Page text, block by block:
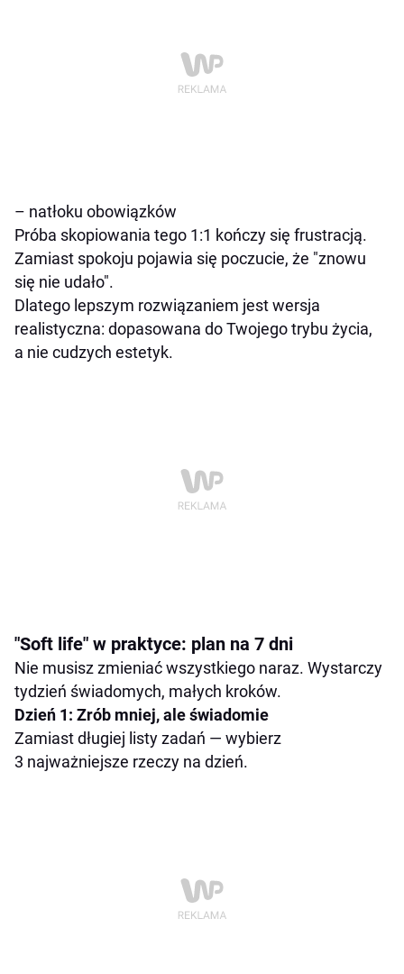
– natłoku obowiązków
Próba skopiowania tego 1:1 kończy się frustracją.
Zamiast spokoju pojawia się poczucie, że "znowu
się nie udało".
Dlatego lepszym rozwiązaniem jest wersja
realistyczna: dopasowana do Twojego trybu życia,
a nie cudzych estetyk.
"Soft life" w praktyce: plan na 7 dni
Nie musisz zmieniać wszystkiego naraz. Wystarczy
tydzień świadomych, małych kroków.
Dzień 1: Zrób mniej, ale świadomie
Zamiast długiej listy zadań — wybierz
3 najważniejsze rzeczy na dzień.